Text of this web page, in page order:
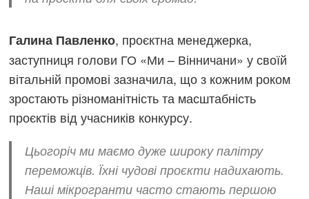
Галина Павленко, проєктна менеджерка,
заступниця голови ГО «Ми – Вінничани» у своїй
вітальній промові зазначила, що з кожним роком
зростають різноманітність та масштабність
проєктів від учасників конкурсу.
Цьогоріч ми маємо дуже широку палітру
переможців. Їхні чудові проєкти надихають.
Наші мікрогранти часто стають першою